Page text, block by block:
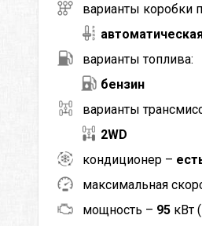
варианты коробки
варианты топлива:
бензин
варианты
2WD
кондиционер –
максимальная
мощность – 95 кВт (